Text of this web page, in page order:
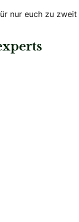
nur euch zu zweit